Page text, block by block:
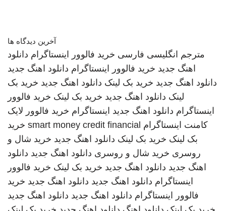
آخرین دیدگاه ها
مترجم انگلیسی فارسی خرید فالوور اینستاگرام دانلود
اهنگ جدید خرید فالوور اینستاگرام دانلود اهنگ جدید
دانلود اهنگ جدید خرید بک لینک دانلود اهنگ جدید خرید بک
لینک دانلود اهنگ جدید خرید بک لینک خرید فالوور
اینستاگرام دانلود اهنگ جدید اینستاگرام خرید فالوور لایک
کامنت اینستاگرام smart money credit financial خرید
بک لینک خرید بک لینک دانلود اهنگ جدید خرید شال و
روسری خرید شال و روسری دانلود اهنگ جدید دانلود
اهنگ جدید دانلود اهنگ جدید خرید بک لینک خرید فالوور
اینستاگرام دانلود اهنگ جدید دانلود اهنگ جدید خرید
فالوور اینستاگرام دانلود اهنگ جدید دانلود اهنگ جدید